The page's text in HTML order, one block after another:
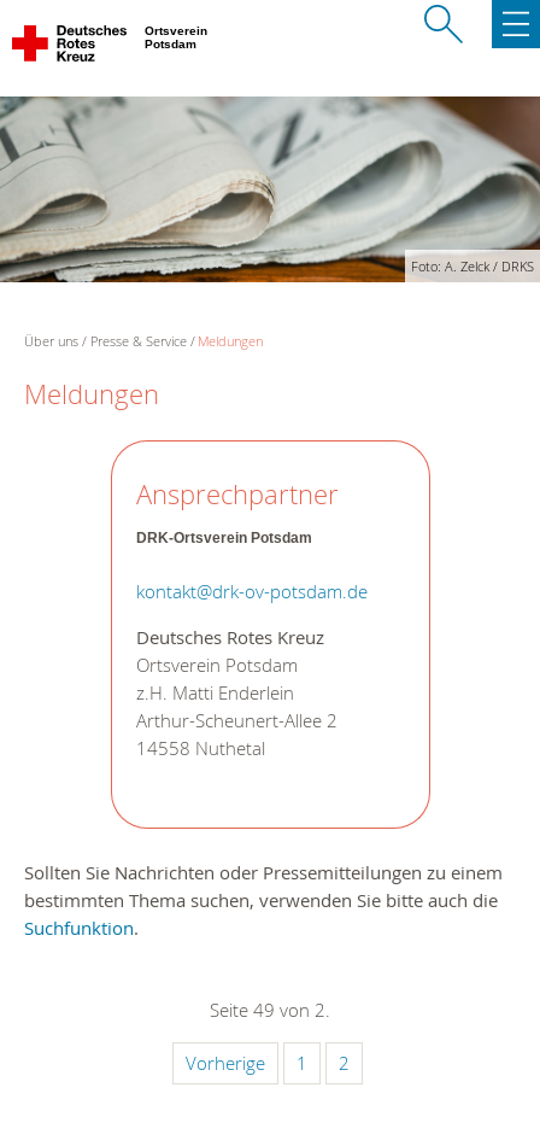
Ortsverein
Potsdam
Foto: A. Zelck / DRKS
Über uns Presse & Service Meldungen
Meldungen
Ansprechpartner
DRK-Ortsverein Potsdam
kontakt@drk-ov-potsdam.de
Deutsches Rotes Kreuz
Ortsverein Potsdam
z.H. Matti Enderlein
Arthur-Scheunert-Allee 2
14558 Nuthetal
Sollten Sie Nachrichten oder Pressemitteilungen zu einem
bestimmten Thema suchen, verwenden Sie bitte auch die
Suchfunktion.
Seite 49 von 2.
Vorherige 1 2